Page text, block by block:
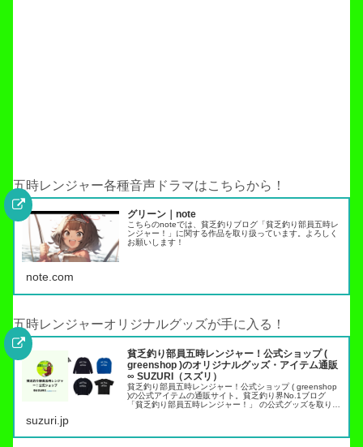
五時レンジャー各種音声ドラマはこちらから！
グリーン｜note
こちらのnoteでは、貧乏釣りブログ「貧乏釣り部員五時レ
ンジャー！」に関する作品を取り扱っています。よろしく
お願いします！
note.com
五時レンジャーオリジナルグッズが手に入る！
貧乏釣り部員五時レンジャー！公式ショップ (
greenshop )のオリジナルグッズ・アイテム通販
∞ SUZURI（スズリ）
貧乏釣り部員五時レンジャー！公式ショップ ( greenshop
)の公式アイテムの通販サイト。貧乏釣り界No.1ブログ
「貧乏釣り部員五時レンジャー！」 の公式グッズを取り扱
suzuri.jp